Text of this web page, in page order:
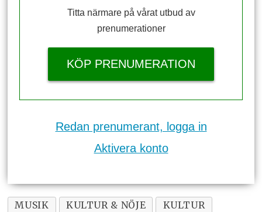
Titta närmare på vårat utbud av
prenumerationer
KÖP PRENUMERATION
Redan prenumerant, logga in
Aktivera konto
MUSIK KULTUR & NÖJE KULTUR